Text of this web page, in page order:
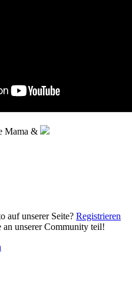
Mama &
auf unserer Seite? Registrieren
an unserer Community teil!